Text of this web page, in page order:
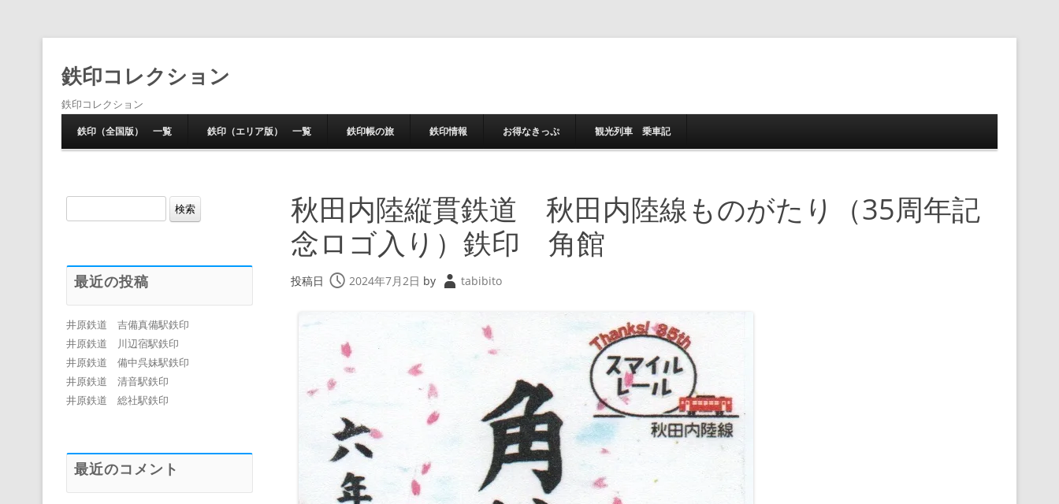
鉄印コレクション
鉄印コレクション
鉄印（全国版） 一覧 鉄印（エリア版） 一覧 鉄印帳の旅 鉄印情報 お得なきっぷ 観光列車 乗車記
秋田内陸縦貫鉄道 秋田内陸線ものがたり（35周年記
念ロゴ入り）鉄印 角館
投稿日 2024年7月2日 by tabibito
索:
最近の投稿
井原鉄道 吉備真備駅鉄印
井原鉄道 川辺宿駅鉄印
井原鉄道 備中呉妹駅鉄印
井原鉄道 清音駅鉄印
井原鉄道 総社駅鉄印
最近のコメント